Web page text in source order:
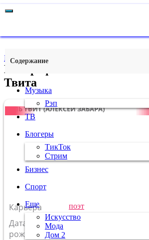
Содержание
Музыка
Рэп
ТВ
Блогеры
ТикТок
Стрим
Бизнес
Спорт
Еще
Искусство
Мода
Дом 2
Главная › Искусство
Биография и личная
Твита
ЭЛЬ ТВИТ (АЛЕКСЕЙ ЗАБАРА)
Карьера поэт
Дата
рождения
16 ноября